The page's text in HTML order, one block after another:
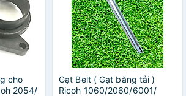
cho
2054/
Gạt Belt ( Gạt băng tải )
Ricoh 1060/2060/6001/